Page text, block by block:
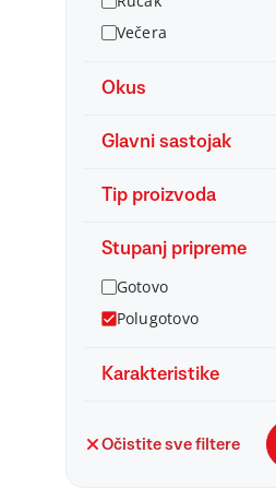
Večera
Okus
Glavni sastojak
Tip proizvoda
Stupanj pripreme
Gotovo
Polugotovo
Karakteristike
Očistite sve filtere